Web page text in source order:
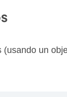
un